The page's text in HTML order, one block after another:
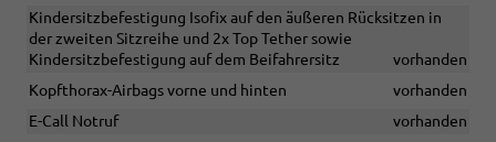
Kindersitzbefestigung Isofix auf den äußeren Rücksitzen in
der zweiten Sitzreihe und 2x Top Tether sowie
Kindersitzbefestigung auf dem Beifahrersitz
vorhanden
Kopfthorax-Airbags vorne und hinten
vorhanden
E-Call Notruf
vorhanden